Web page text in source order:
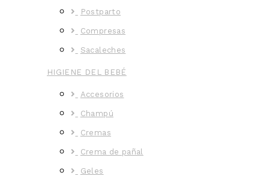
Postparto
Compresas
Sacaleches
HIGIENE DEL BEBÉ
Accesorios
Champú
Cremas
Crema de pañal
Geles